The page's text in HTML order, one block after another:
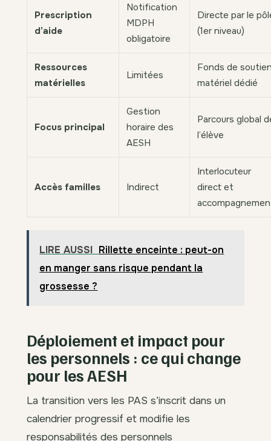
Prescription
d’aide
Notification
MDPH
obligatoire
Directe par le
(1er niveau)
Ressources
matérielles
Limitées
Fonds de
matériel dédié
Focus principal
Gestion
horaire des
AESH
Parcours global
l’élève
Accès familles Indirect
Interlocuteur
direct et
LIRE AUSSI Rillette enceinte : peut-on
en manger sans risque pendant la
grossesse ?
Déploiement et impact pour
les personnels : ce qui change
pour les AESH
La transition vers les PAS s’inscrit dans un
calendrier progressif et modifie les
responsabilités des personnels